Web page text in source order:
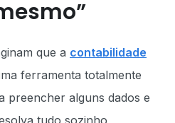
que a contabilidade
ferramenta totalmente
preencher alguns dados e
tudo sozinho.